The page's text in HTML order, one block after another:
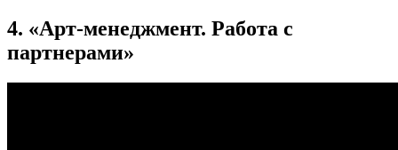
4. «Арт-менеджмент. Работа с
партнерами»